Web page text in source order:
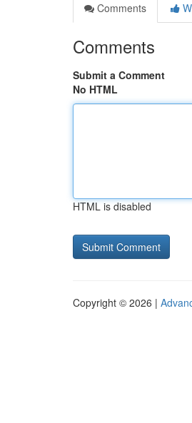
Comments
Comments
Submit a Comment
No HTML
HTML is disabled
Copyright © 2026 |